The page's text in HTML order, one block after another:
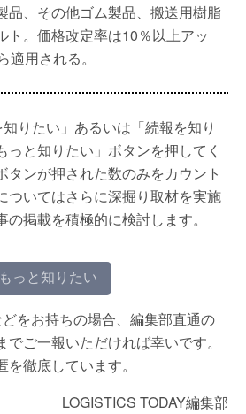
品、その他ゴム製品、搬送用樹脂
ト。価格改定率は10％以上アッ
用される。
りたい」あるいは「続報を知り
っと知りたい」ボタンを押してく
タンが押された数のみをカウント
ついてはさらに深掘り取材を実施
掲載を積極的に検討します。
もっと知りたい
をお持ちの場合、編集部直通の
ご一報いただければ幸いです。
徹底しています。
LOGISTICS TODAY編集部